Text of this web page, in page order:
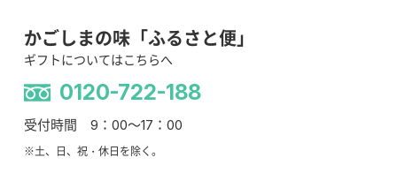
かごしまの味「ふるさと便」
ギフトについてはこちらへ
0120-722-188
受付時間 9：00～17：00
※土、日、祝・休日を除く。